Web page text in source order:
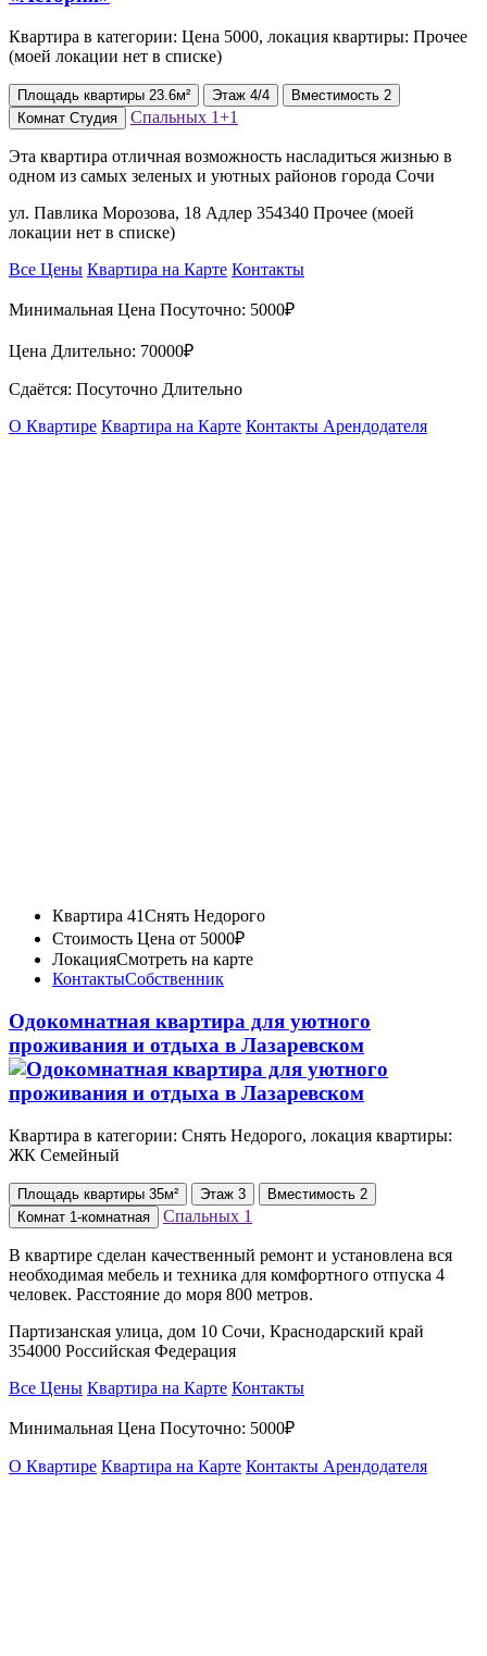
Квартира в категории: Цена 5000, локация квартиры: Прочее
(моей локации нет в списке)
Площадь квартиры 23.6м² Этаж 4/4 Вместимость 2
Комнат Студия Спальных 1+1
Эта квартира отличная возможность насладиться жизнью в
одном из самых зеленых и уютных районов города Сочи
ул. Павлика Морозова, 18 Адлер 354340 Прочее (моей
локации нет в списке)
Все Цены Квартира на Карте Контакты
Минимальная Цена Посуточно: 5000₽
Цена Длительно: 70000₽
Сдаётся: Посуточно Длительно
О Квартире Квартира на Карте Контакты Арендодателя
Квартира 41Снять Недорого
Стоимость Цена от 5000₽
ЛокацияСмотреть на карте
КонтактыСобственник
Одокомнатная квартира для уютного
проживания и отдыха в Лазаревском
Квартира в категории: Снять Недорого, локация квартиры:
ЖК Семейный
Площадь квартиры 35м² Этаж 3 Вместимость 2
Комнат 1-комнатная Спальных 1
В квартире сделан качественный ремонт и установлена вся
необходимая мебель и техника для комфортного отпуска 4
человек. Расстояние до моря 800 метров.
Партизанская улица, дом 10 Сочи, Краснодарский край
354000 Российская Федерация
Все Цены Квартира на Карте Контакты
Минимальная Цена Посуточно: 5000₽
О Квартире Квартира на Карте Контакты Арендодателя